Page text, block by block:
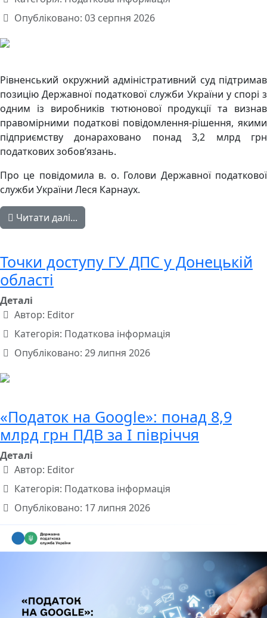
Опубліковано: 03 серпня 2026
Рівненський окружний адміністративний суд підтримав
позицію Державної податкової служби України у спорі з
одним із виробників тютюнової продукції та визнав
правомірними податкові повідомлення-рішення, якими
підприємству донараховано понад 3,2 млрд грн
податкових зобов’язань.
Про це повідомила в. о. Голови Державної податкової
служби України Леся Карнаух.
Читати далі...
Точки доступу ГУ ДПС у Донецькій
області
Деталі
Автор: Editor
Категорія: Податкова інформація
Опубліковано: 29 липня 2026
«Податок на Google»: понад 8,9
млрд грн ПДВ за І півріччя
Деталі
Автор: Editor
Категорія: Податкова інформація
Опубліковано: 17 липня 2026